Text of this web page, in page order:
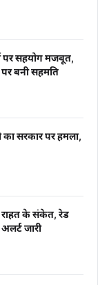
पर सहयोग मजबूत,
बनी सहमति
का सरकार पर हमला,
राहत के संकेत, रेड
जारी